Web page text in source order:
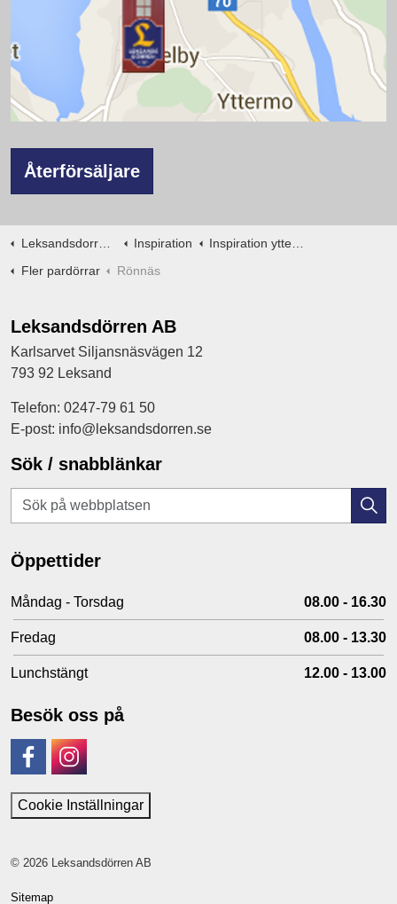
Återförsäljare
Leksandsdorren.se Inspiration
Inspiration ytterdörrar
Fler pardörrar
Rönnäs
Leksandsdörren AB
Karlsarvet Siljansnäsvägen 12
793 92 Leksand
Telefon: 0247-79 61 50
E-post: info@leksandsdorren.se
Sök / snabblänkar
Öppettider
Måndag - Torsdag 08.00 - 16.30
Fredag 08.00 - 13.30
Lunchstängt 12.00 - 13.00
Besök oss på
FacebookInstagram
Cookie Inställningar
© 2026 Leksandsdörren AB
Sitemap